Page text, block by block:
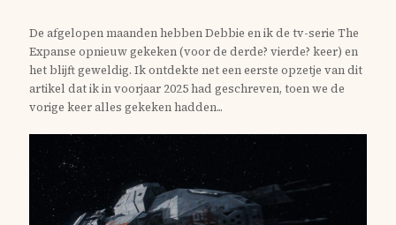
De afgelopen maanden hebbenDebbie en ik de tv-serie The
Expanse opnieuw gekeken (voor de derde? vierde? keer) en
het blijft geweldig. Ik ontdekte net een eerste opzetje van dit
artikel dat ik in voorjaar 2025 had geschreven, toen we de
vorige keer alles gekeken hadden...